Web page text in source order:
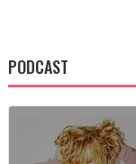
PODCAST